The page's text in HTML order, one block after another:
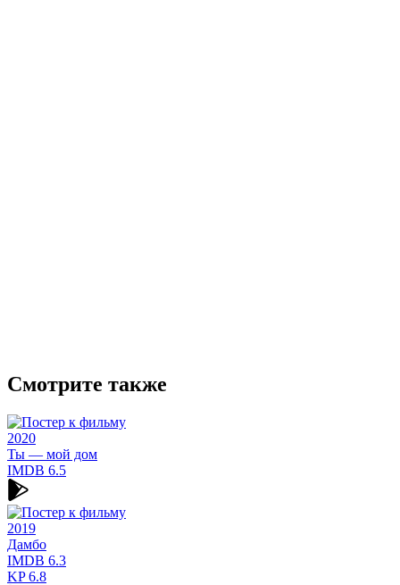
Смотрите также
2020
Ты — мой дом
IMDB 6.5
2019
Дамбо
IMDB 6.3
KP6.8